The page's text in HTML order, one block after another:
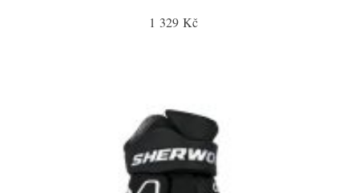
1 329 Kč